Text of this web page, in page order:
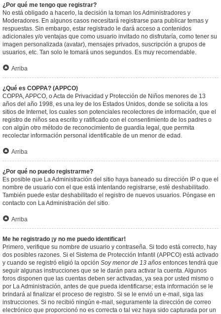
¿Por qué me tengo que registrar?
No está obligado a hacerlo, la decisión la toman los Administradores y
Moderadores. En algunos casos necesitará registrarse para publicar temas y
respuestas. Sin embargo, estar registrado le dará acceso a contenidos
adicionales y/o ventajas que como usuario invitado no disfrutaría, como tener su
imagen personalizada (avatar), mensajes privados, suscripción a grupos de
usuarios, etc. Tan solo le tomará unos segundos. Es muy recomendable.
Arriba
¿Qué es COPPA? (APPCO)
COPPA, APPCO, o Acta de Privacidad y Protección de Niños menores de 13
años del año 1998, es una ley de los Estados Unidos, donde se solicita a los
sitios de Internet, los cuales son potenciales recolectores de información, que el
registro de niños sea escrito y ratificado con el consentimiento de los padres o
con algún otro método de reconocimiento de guardia legal, que permita
recolectar información personal identificable de un menor de edad.
Arriba
¿Por qué no puedo registrarme?
Es posible que La Administración del sitio haya baneado su dirección IP o que el
nombre de usuario con el que está intentando registrarse, esté deshabilitado.
También puede estar deshabilitado el registro de nuevos usuarios. Póngase en
contacto con La Administración del sitio.
Arriba
Me he registrado ¡y no me puedo identificar!
Primero, verifique su nombre de usuario y contraseña. Si todo está correcto, hay
dos posibles razones. Si el Sistema de Protección Infantil (APPCO) está activado
y cuando se registró eligió la opción Soy menor de 13 años entonces tendrá que
seguir algunas instrucciones que se le darán para activar la cuenta. Algunos
foros disponen que las cuentas deben ser activadas, ya sea por usted mismo o
por La Administración, antes de que pueda identificarse; esta información se le
brindará al finalizar el proceso de registro. Si se le envió un e-mail, siga las
instrucciones. Si no recibió ningún e-mail, seguramente la dirección de correo
electrónico que proporcionó no es correcta o tal vez haya sido capturada por un